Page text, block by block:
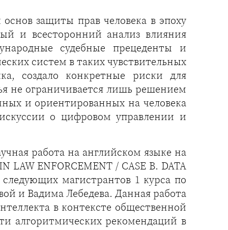
защиты прав человека в эпоху
и всесторонний анализ влияния
судебные прецеденты и
систем в таких чувствительных
создало конкретные риски для
не ограничивается лишь решением
и ориентированных на человека
о цифровом управлении и
работа на английском языке на
LAW ENFORCEMENT / CASE B. DATA
следующих магистрантов 1 курса по
и Вадима Лебедева. Данная работа
в контексте общественной
алгоритмических рекомендаций в